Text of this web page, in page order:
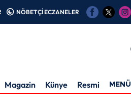
NÖBETÇİ ECZANELER
Magazin Künye Resmi İlanMENÜ